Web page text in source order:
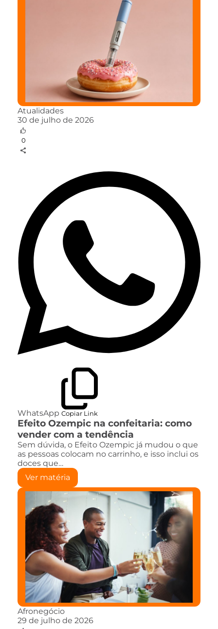
Atualidades
30 de julho de 2026
0
WhatsApp Copiar Link
Efeito Ozempic na confeitaria: como
vender com a tendência
Sem dúvida, o Efeito Ozempic já mudou o que
as pessoas colocam no carrinho, e isso inclui os
doces que…
Ver matéria
Afronegócio
29 de julho de 2026